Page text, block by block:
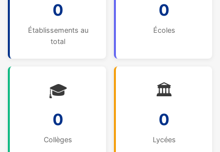
0
Établissements au
total
0
Écoles
🎓
0
Collèges
🏛️
0
Lycées